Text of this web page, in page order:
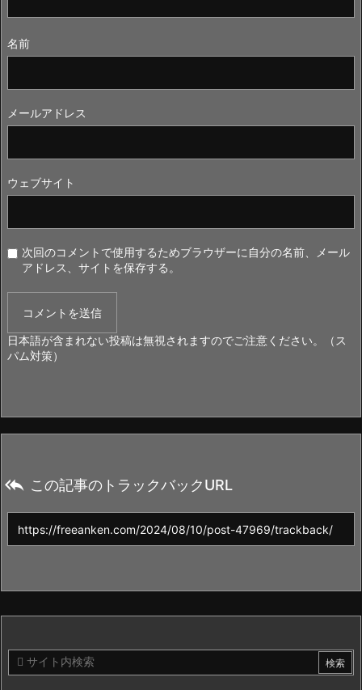
名前
メールアドレス
ウェブサイト
次回のコメントで使用するためブラウザーに自分の名前、メール
アドレス、サイトを保存する。
日本語が含まれない投稿は無視されますのでご注意ください。（ス
パム対策）
 この記事のトラックバックURL